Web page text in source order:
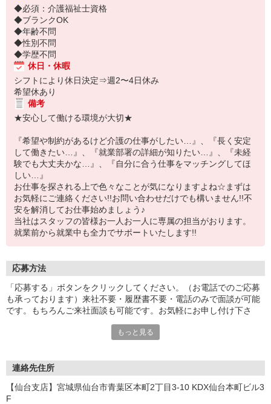
◆必須：介護福祉士資格
◆ブランクOK
◆年齢不問
◆性別不問
◆学歴不問
休日・休暇
シフトにより休日決定⇒週2〜4日休み
希望休あり
備考
★安心して働ける環境が大切★
『希望や制約があるけど介護の仕事がしたい…』、『長く安定
して働きたい…』、『就業部署の詳細が知りたい…』、『未経
験でも大丈夫かな…』、『自分に合う仕事をマッチングしてほ
しい…』
お仕事を探される上で色々なことが気になりますよね☆まずは
お気軽にご連絡ください!!お問い合わせだけでも構いません!!不
安を解消してお仕事始めましょう♪
当社はスタッフの皆様お一人お一人に専属の担当がおります。
就業前から就業中も全力でサポートいたします!!
応募方法
「応募する」ボタンをクリックしてください。（お電話でのご応募
も承っております）来社不要・履歴書不要・電話のみで面談が可能
です。もちろんご来社面談も可能です。お気軽にお申し付け下さ
もっと見る
連絡先住所
【仙台支店】宮城県仙台市青葉区本町2丁目3-10 KDX仙台本町ビル3
F